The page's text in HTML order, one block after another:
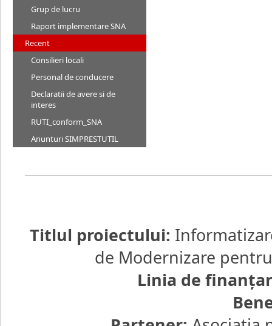
Grup de lucru
Raport implementare SNA
Recent
Consilieri locali
Personal de conducere
Declaratii de avere si de
interes
RUTI_conform_SNA
Anunturi SIMPRESTUTIL
Titlul proiectului:
de Modernizare
Linia de